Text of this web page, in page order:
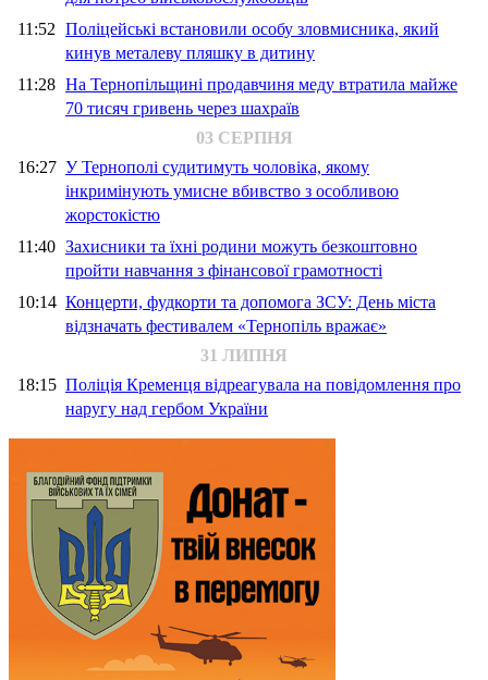
11:52 Поліцейські встановили особу зловмисника, який
кинув металеву пляшку в дитину
11:28 На Тернопільщині продавчиня меду втратила майже
70 тисяч гривень через шахраїв
03 СЕРПНЯ
16:27 У Тернополі судитимуть чоловіка, якому
інкримінують умисне вбивство з особливою
жорстокістю
11:40 Захисники та їхні родини можуть безкоштовно
пройти навчання з фінансової грамотності
10:14 Концерти, фудкорти та допомога ЗСУ: День міста
відзначать фестивалем «Тернопіль вражає»
31 ЛИПНЯ
18:15 Поліція Кременця відреагувала на повідомлення про
наругу над гербом України